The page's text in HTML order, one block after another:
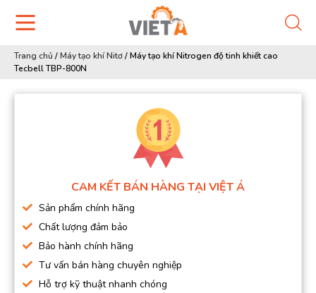
Trang chủ /Máy tạo khí Nitơ/Máy tạo khí Nitrogen độ tinh khiết cao
Tecbell TBP-800N
CAM KẾT BÁN HÀNG TẠI VIỆT Á
Sản phẩm chính hãng
Chất lượng đảm bảo
Bảo hành chính hãng
Tư vấn bán hàng chuyên nghiệp
Hỗ trợ kỹ thuật nhanh chóng